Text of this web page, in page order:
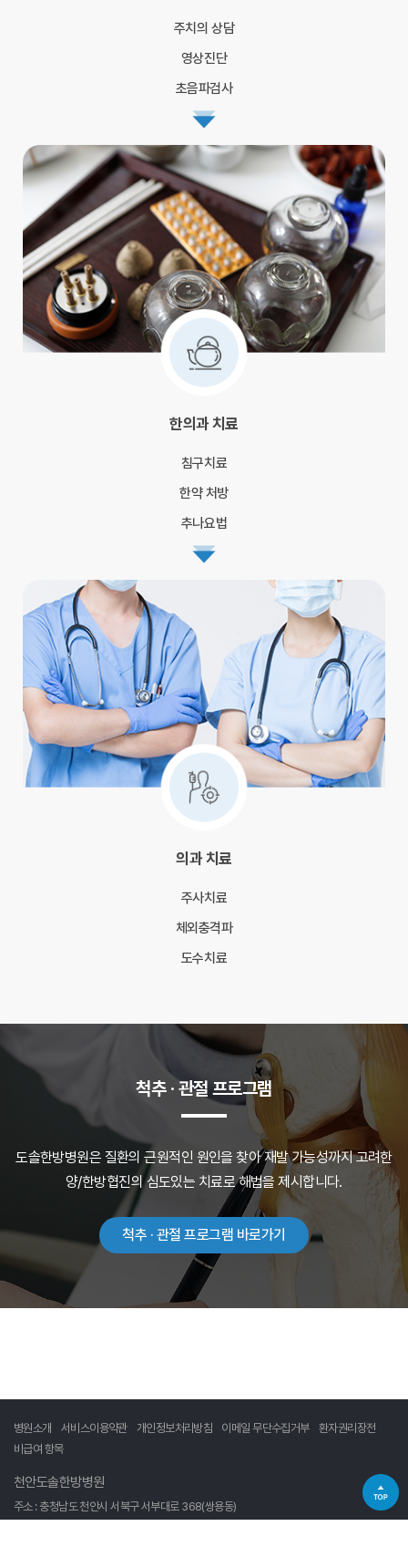
주치의 상담
영상진단
초음파검사
한의과 치료
침구치료
한약 처방
추나요법
의과 치료
주사치료
체외충격파
도수치료
척추 · 관절 프로그램
도솔한방병원은 질환의 근원적인 원인을 찾아 재발 가능성까지 고려한
양/한방협진의 심도있는 치료로 해법을 제시합니다.
척추 · 관절 프로그램 바로가기
병원소개 서비스이용약관 개인정보처리방침 이메일 무단수집거부
환자권리장전
비급여 항목
천안도솔한방병원
주소 : 충청남도 천안시 서북구 서부대로 368(쌍용동)